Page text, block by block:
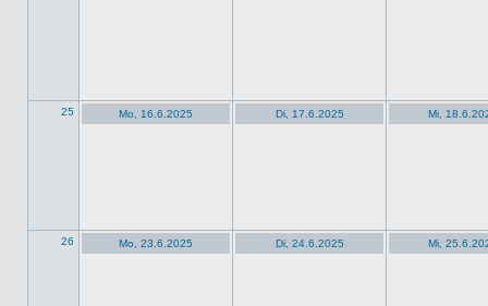
25 Mo, 16.6.2025 Di, 17.6.2025 Mi,
26 Mo, 23.6.2025 Di, 24.6.2025 Mi,